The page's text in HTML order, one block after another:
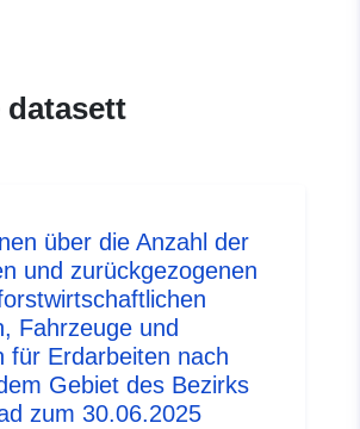
http://data.europa.eu/88u/dataset/
datasett
über die Anzahl der
und zurückgezogenen
Fahrzeuge und
für Erdarbeiten nach
Gebiet des Bezirks
zum 30.06.2025